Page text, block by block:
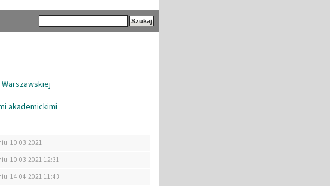
akademickimi
10.03.2021
10.03.2021 12:31
14.04.2021 11:43